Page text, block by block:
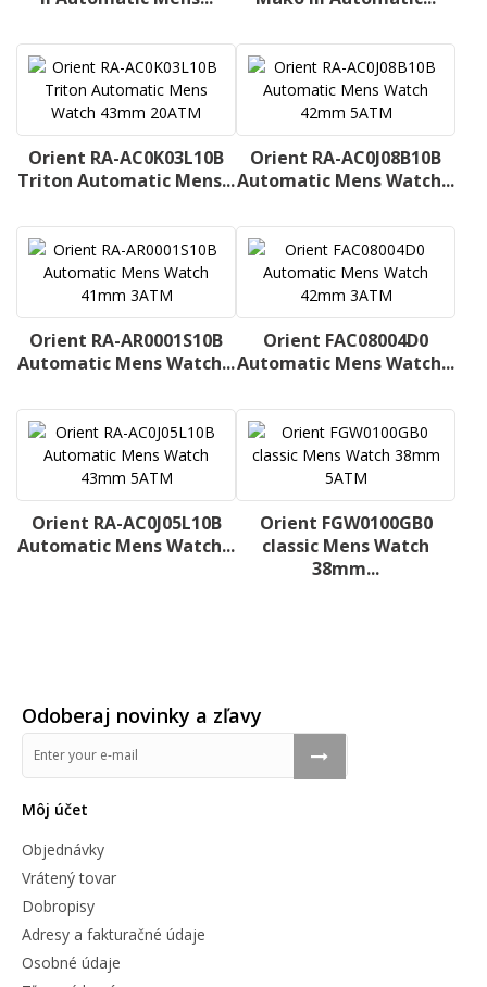
Orient RA-AC0K03L10B
Triton Automatic Mens...
Orient RA-AC0J08B10B
Automatic Mens Watch...
Orient RA-AR0001S10B
Automatic Mens Watch...
Orient FAC08004D0
Automatic Mens Watch...
Orient RA-AC0J05L10B
Automatic Mens Watch...
Orient FGW0100GB0
classic Mens Watch
38mm...
Odoberaj novinky a zľavy
Môj účet
Objednávky
Vrátený tovar
Dobropisy
Adresy a fakturačné údaje
Osobné údaje